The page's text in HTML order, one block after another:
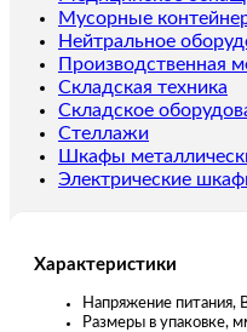
HHB-
630B
220v(двусторонний
домкрат
20-
200
т)
Мусорные
Нейтральное
Производственная
Складская техника
Складское
Стеллажи
Шкафы
Электрические
Характеристики
Напряжение питания,
Размеры в упаковке,